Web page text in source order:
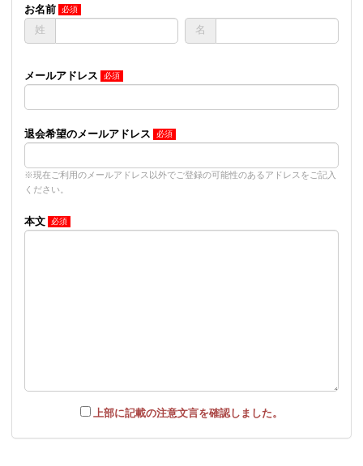
お名前
姓
名
メールアドレス
退会希望のメールアドレス
※現在ご利用のメールアドレス以外でご登録の可能性のあるアドレスをご記入
ください。
本文
上部に記載の注意文言を確認しました。